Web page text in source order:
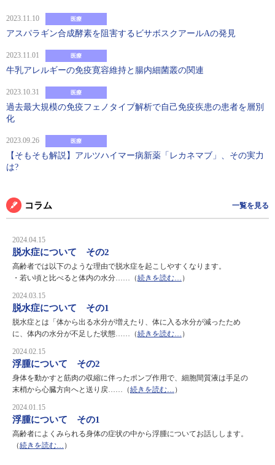
2023.11.10 医療
アスパラギン合成酵素を阻害するビサボスクアールAの発見
2023.11.01 医療
牛乳アレルギーの免疫寛容維持と腸内細菌叢の関連
2023.10.31 医療
過去最大規模の免疫フェノタイプ解析で自己免疫疾患の患者を層別
化
2023.09.26 医療
【そもそも解説】アルツハイマー病新薬「レカネマブ」、その実力
は?
コラム 一覧を見る
2024.04.15
脱水症について その2
高齢者では以下のような理由で脱水症を起こしやすくなります。
・若い頃と比べると体内の水分……（続きを読む… ）
2024.03.15
脱水症について その1
脱水症とは「体から出る水分が増えたり、体に入る水分が減ったため
に、体内の水分が不足した状態……（続きを読む… ）
2024.02.15
浮腫について その2
身体を動かすと筋肉の収縮に伴ったポンプ作用で、細胞間質液は手足の
末梢から心臓方向へと送り戻……（続きを読む… ）
2024.01.15
浮腫について その1
高齢者によくみられる身体の症状の中から浮腫についてお話しします。
（続きを読む… ）